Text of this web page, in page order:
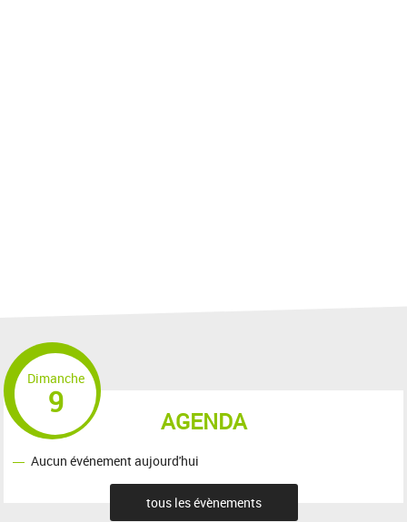
AGENDA
Dimanche
9
Aucun événement aujourd'hui
tous les évènements